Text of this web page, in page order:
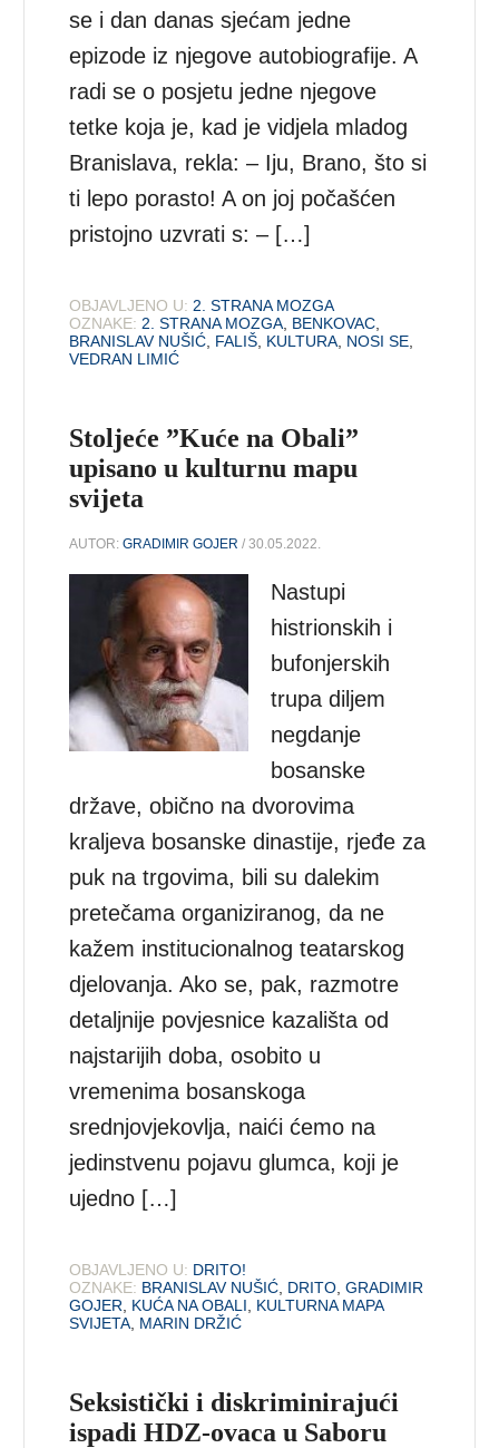
se i dan danas sjećam jedne
epizode iz njegove autobiografije. A
radi se o posjetu jedne njegove
tetke koja je, kad je vidjela mladog
Branislava, rekla: – Iju, Brano, što si
ti lepo porasto! A on joj počašćen
pristojno uzvrati s: – […]
OBJAVLJENO U: 2. STRANA MOZGA
OZNAKE: 2. STRANA MOZGA BENKOVAC
BRANISLAV NUŠIĆ FALIŠ KULTURA NOSI SE
VEDRAN LIMIĆ
Stoljeće ”Kuće na Obali”
upisano u kulturnu mapu
svijeta
AUTOR:GRADIMIR GOJER / 30.05.2022.
Nastupi
histrionskih i
bufonjerskih
trupa diljem
negdanje
bosanske
države, obično na dvorovima
kraljeva bosanske dinastije, rjeđe za
puk na trgovima, bili su dalekim
pretečama organiziranog, da ne
kažem institucionalnog teatarskog
djelovanja. Ako se, pak, razmotre
detaljnije povjesnice kazališta od
najstarijih doba, osobito u
vremenima bosanskoga
srednjovjekovlja, naići ćemo na
jedinstvenu pojavu glumca, koji je
ujedno […]
OBJAVLJENO U: DRITO!
OZNAKE: BRANISLAV NUŠIĆ DRITO ,GRADIMIR
GOJER
KUĆA NA OBALI
KULTURNA MAPA
SVIJETA MARIN DRŽIĆ
Seksistički i diskriminirajući
ispadi HDZ-ovaca u Saboru